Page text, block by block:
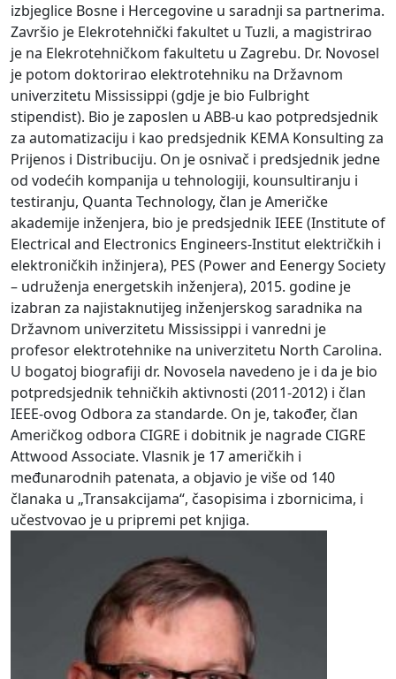
izbjeglice Bosne i Hercegovine u saradnji sa partnerima.
Završio je Elekrotehnički fakultet u Tuzli, a magistrirao
je na Elekrotehničkom fakultetu u Zagrebu. Dr. Novosel
je potom doktorirao elektrotehniku na Državnom
univerzitetu Mississippi (gdje je bio Fulbright
stipendist). Bio je zaposlen u ABB-u kao potpredsjednik
za automatizaciju i kao predsjednik KEMA Konsulting za
Prijenos i Distribuciju. On je osnivač i predsjednik jedne
od vodećih kompanija u tehnologiji, kounsultiranju i
testiranju, Quanta Technology, član je Američke
akademije inženjera, bio je predsjednik IEEE (Institute of
Electrical and Electronics Engineers-Institut električkih i
elektroničkih inžinjera), PES (Power and Eenergy Society
– udruženja energetskih inženjera), 2015. godine je
izabran za najistaknutijeg inženjerskog saradnika na
Državnom univerzitetu Mississippi i vanredni je
profesor elektrotehnike na univerzitetu North Carolina.
U bogatoj biografiji dr. Novosela navedeno je i da je bio
potpredsjednik tehničkih aktivnosti (2011-2012) i član
IEEE-ovog Odbora za standarde. On je, također, član
Američkog odbora CIGRE i dobitnik je nagrade CIGRE
Attwood Associate. Vlasnik je 17 američkih i
međunarodnih patenata, a objavio je više od 140
članaka u „Transakcijama“, časopisima i zbornicima, i
učestvovao je u pripremi pet knjiga.